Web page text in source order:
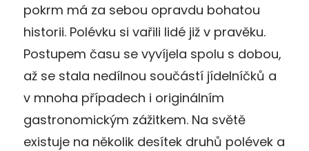
pokrm má za sebou opravdu bohatou
historii. Polévku si vařili lidé již v pravěku.
Postupem času se vyvíjela spolu s dobou,
až se stala nedílnou součástí jídelníčků a
v mnoha případech i originálním
gastronomickým zážitkem. Na světě
existuje na několik desítek druhů polévek a